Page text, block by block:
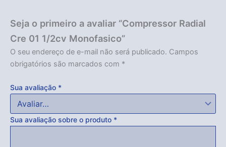
Seja o primeiro a avaliar “Compressor Radial
Cre 01 1/2cv Monofasico”
O seu endereço de e-mail não será publicado. Campos
obrigatórios são marcados com *
Sua avaliação *
Sua avaliação sobre o produto *